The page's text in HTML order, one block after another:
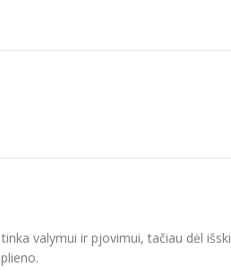
valymui ir pjovimui, tačiau dėl